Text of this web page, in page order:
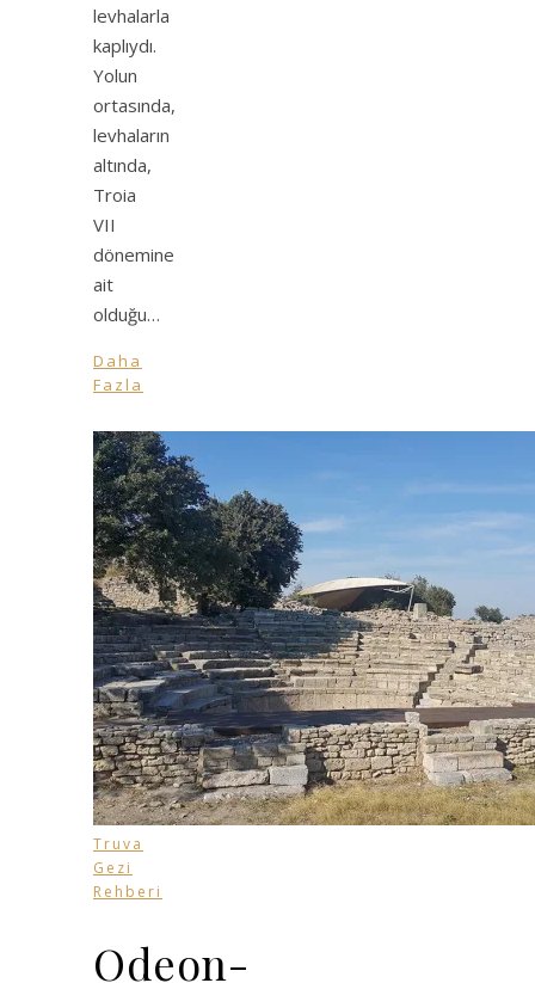
levhalarla
kaplıydı.
Yolun
ortasında,
levhaların
altında,
Troia
VII
dönemine
ait
olduğu…
Daha
Fazla
Truva
Gezi
Rehberi
Odeon-